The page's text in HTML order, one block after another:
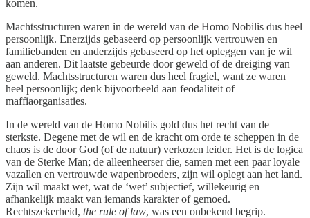
komen.
Machtsstructuren waren in de wereld van de Homo Nobilis dus heel
persoonlijk. Enerzijds gebaseerd op persoonlijk vertrouwen en
familiebanden en anderzijds gebaseerd op het opleggen van je wil
aan anderen. Dit laatste gebeurde door geweld of de dreiging van
geweld. Machtsstructuren waren dus heel fragiel, want ze waren
heel persoonlijk; denk bijvoorbeeld aan feodaliteit of
maffiaorganisaties.
In de wereld van de Homo Nobilis gold dus het recht van de
sterkste. Degene met de wil en de kracht om orde te scheppen in de
chaos is de door God (of de natuur) verkozen leider. Het is de logica
van de Sterke Man; de alleenheerser die, samen met een paar loyale
vazallen en vertrouwde wapenbroeders, zijn wil oplegt aan het land.
Zijn wil maakt wet, wat de ‘wet’ subjectief, willekeurig en
afhankelijk maakt van iemands karakter of gemoed.
Rechtszekerheid, the rule of law, was een onbekend begrip.